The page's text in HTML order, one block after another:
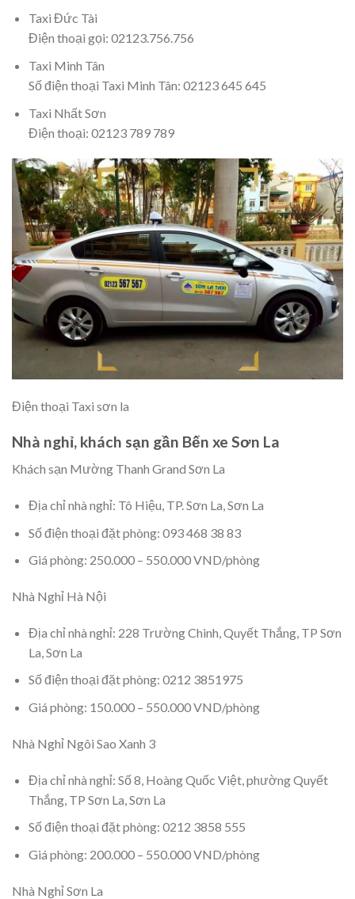
Taxi Đức Tài
Điện thoại gọi: 02123.756.756
Taxi Minh Tân
Số điện thoại Taxi Minh Tân: 02123 645 645
Taxi Nhất Sơn
Điện thoại: 02123 789 789
Điện thoại Taxi sơn la
Nhà nghỉ, khách sạn gần Bến xe Sơn La
Khách sạn Mường Thanh Grand Sơn La
Địa chỉ nhà nghỉ: Tô Hiệu, TP. Sơn La, Sơn La
Số điện thoại đặt phòng: 093 468 38 83
Giá phòng: 250.000 – 550.000 VND/phòng
Nhà Nghỉ Hà Nội
Địa chỉ nhà nghỉ: 228 Trường Chinh, Quyết Thắng, TP Sơn
La, Sơn La
Số điện thoại đặt phòng: 0212 3851975
Giá phòng: 150.000 – 550.000 VND/phòng
Nhà Nghỉ Ngôi Sao Xanh 3
Địa chỉ nhà nghỉ: Số 8, Hoàng Quốc Việt, phường Quyết
Thắng, TP Sơn La, Sơn La
Số điện thoại đặt phòng: 0212 3858 555
Giá phòng: 200.000 – 550.000 VND/phòng
Nhà Nghỉ Sơn La